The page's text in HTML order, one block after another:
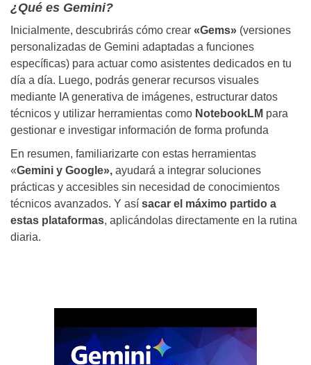
¿Qué es Gemini?
Inicialmente, descubrirás cómo crear «Gems» (versiones
personalizadas de Gemini adaptadas a funciones
específicas) para actuar como asistentes dedicados en tu
día a día. Luego, podrás generar recursos visuales
mediante IA generativa de imágenes, estructurar datos
técnicos y utilizar herramientas como NotebookLM para
gestionar e investigar información de forma profunda
En resumen, familiarizarte con estas herramientas
«Gemini y Google», ayudará a integrar soluciones
prácticas y accesibles sin necesidad de conocimientos
técnicos avanzados. Y así sacar el máximo partido a
estas plataformas, aplicándolas directamente en la rutina
diaria.